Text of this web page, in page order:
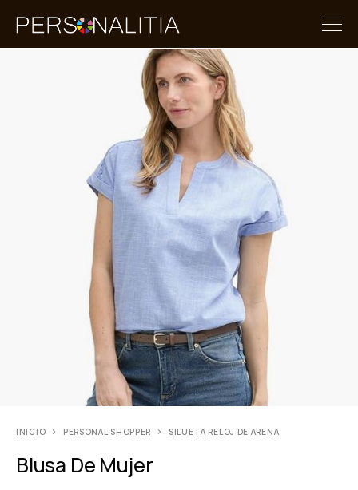
INICIO PERSONAL SHOPPER SILUETA RELOJ DE ARENA
Blusa De Mujer